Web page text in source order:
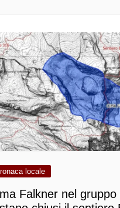
locale
Falkner nel gruppo